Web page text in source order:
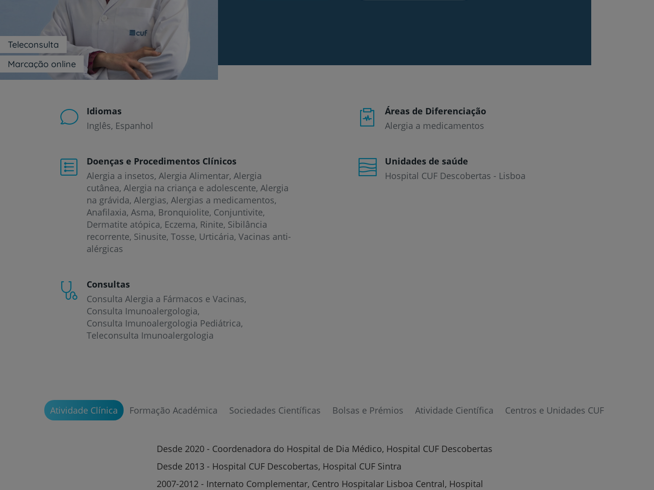
Pressione
Control-
F10
para
abrir
Marcação online
Teleconsulta
Idiomas
Inglês Espanhol
Áreas de Diferenciação
Alergia a medicamentos
Doenças e Procedimentos Clínicos
Alergia a insetos Alergia Alimentar Alergia
cutânea Alergia na criança e adolescente Alergia
na grávida Alergias Alergias a medicamentos
Anafilaxia Asma Bronquiolite Conjuntivite
Dermatite atópica Eczema Rinite Sibilância
recorrente Sinusite Tosse Urticária Vacinas anti-
alérgicas
Unidades de saúde
Hospital CUF Descobertas - Lisboa
Consultas
Consulta Alergia a Fármacos e Vacinas
Consulta Imunoalergologia
Consulta Imunoalergologia Pediátrica
Teleconsulta Imunoalergologia
Atividade Clínica Formação Académica Sociedades Científicas Bolsas e Prémios Atividade Científica Centros e Unidades CUF
Desde 2020 - Coordenadora do Hospital de Dia Médico, Hospital CUF Descobertas
Desde 2013 - Hospital CUF Descobertas, Hospital CUF Sintra
2007-2012 - Internato Complementar, Centro Hospitalar Lisboa Central, Hospital